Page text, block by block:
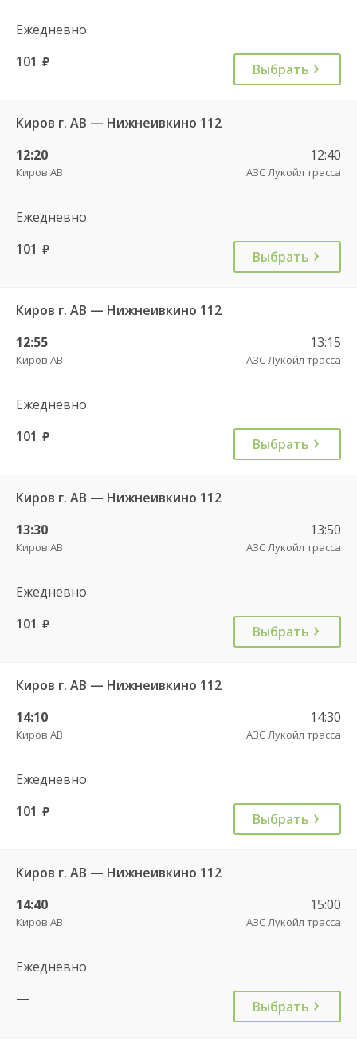
Ежедневно
101 руб. Выбрать
Киров г. АВ — Нижнеивкино 112
12:20
Киров АВ
12:40
АЗС Лукойл трасса
Ежедневно
101 руб. Выбрать
Киров г. АВ — Нижнеивкино 112
12:55
Киров АВ
13:15
АЗС Лукойл трасса
Ежедневно
101 руб. Выбрать
Киров г. АВ — Нижнеивкино 112
13:30
Киров АВ
13:50
АЗС Лукойл трасса
Ежедневно
101 руб. Выбрать
Киров г. АВ — Нижнеивкино 112
14:10
Киров АВ
14:30
АЗС Лукойл трасса
Ежедневно
101 руб. Выбрать
Киров г. АВ — Нижнеивкино 112
14:40
Киров АВ
15:00
АЗС Лукойл трасса
Ежедневно
—
Выбрать